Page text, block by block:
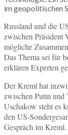
im geopolitischen
Russland und die
zwischen Präsident
mögliche
Das Thema sei für
erklären Experten
Der Kreml hat
zwischen Putin
Uschakow steht es
den US-
Gespräch im Kreml.